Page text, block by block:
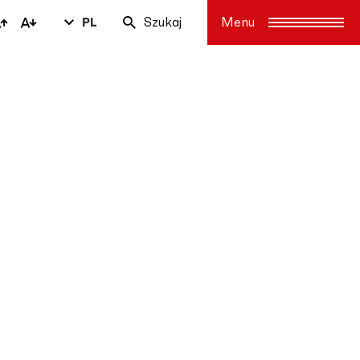
PL Szukaj